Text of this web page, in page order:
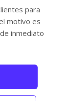
para
motivo es
inmediato